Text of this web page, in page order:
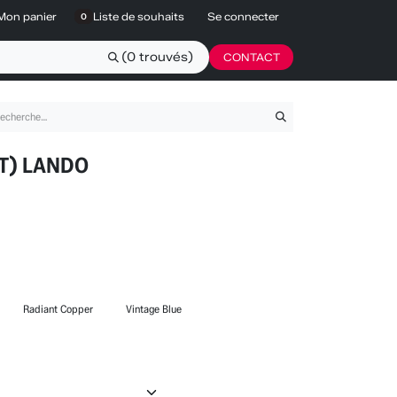
panier 0 Liste de souhaits Se connecter
(0 trouvés) CONTACT
LANDO
Radiant Copper Vintage Blue